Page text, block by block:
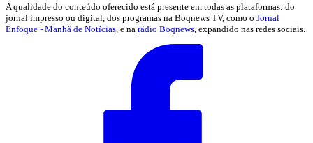
A qualidade do conteúdo oferecido está presente em todas as plataformas: do
jornal impresso ou digital, dos programas na Boqnews TV, como o Jornal
Enfoque - Manhã de Notícias , e na rádio Boqnews , expandido nas redes sociais.